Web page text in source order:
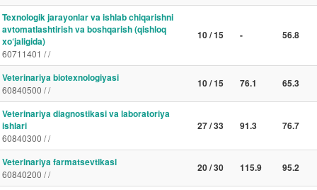
Texnologik jarayonlar va ishlab chiqarishni
avtomatlashtirish va boshqarish (qishloq
xo‘jaligida)
60711401 / /
10 / 15 - 56.8
Veterinariya biotexnologiyasi
60840500 / /
10 / 15 76.1 65.3
Veterinariya diagnostikasi va laboratoriya
ishlari
60840300 / /
27 / 33 91.3 76.7
Veterinariya farmatsevtikasi
60840200 / /
20 / 30 115.9 95.2